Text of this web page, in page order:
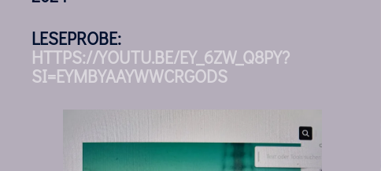
LESEPROBE:
HTTPS://YOUTU.BE/EY_6ZW_Q8PY?
SI=EYMBYAAYWWCRGODS